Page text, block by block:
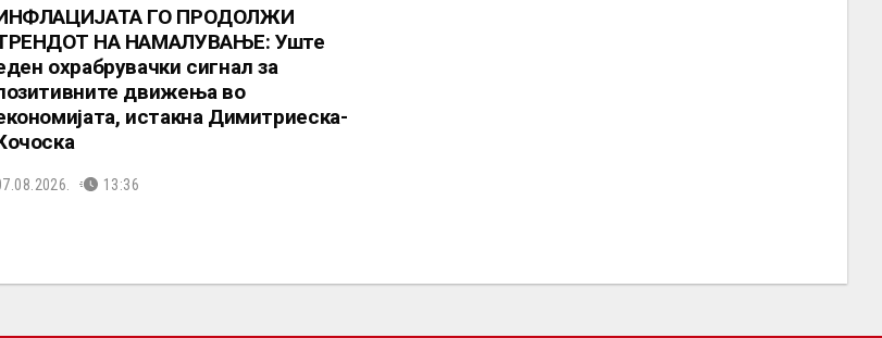
ГО ПРОДОЛЖИ
НА НАМАЛУВАЊЕ: Уште
охрабрувачки сигнал за
движења во
истакна Димитриеска-
13:36